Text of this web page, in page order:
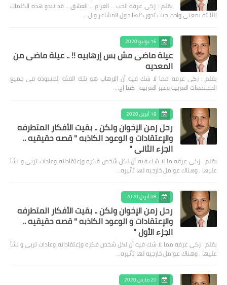
بقلم : زكى عرفه الحب .. الغرام .. العشق .. قد تبدو هذه الكلمات
الثلاثه بمعنى واحد، حيث تدور كلها حول المشاعر وال…
16 يوليو 2020
عيلة ماضى مش بس إرهابيه !! .. عيلة ماضى من
المعديه
بقلم : زكى عرفه مما لا شك فيه أن الإرهاب هو تلك الفئه المنبوذه فى جميع
المجتمعات العربيه وغير العربيه ، كما إج…
19 أبريل 2020
رحل زمن الإخوان ولكن .. بقيت الأفكار المتطرفه
والإعتقادات و الوعود الكاذبه " قصه حقيقيه ..
الجزء الثاني "
بقلم : زكى عرفه ‎ما لا شك فيه أن لكل شخص فكره وإعتقاداته وعادات تربى و نشأ
عليها ، وهناك عوامل خارجيه لها تأثيره…
08 أبريل 2020
رحل زمن الإخوان ولكن .. بقيت الأفكار المتطرفه
والإعتقادات و الوعود الكاذبه " قصه حقيقيه ..
الجزء الأول "
بقلم : زكى عرفه مما لا شك فيه أن لكل شخص فكره وإعتقاداته وعادات تربى و نشأ
عليها ، وهناك عوامل خارجيه لها تأثيره…
20 مارس 2020